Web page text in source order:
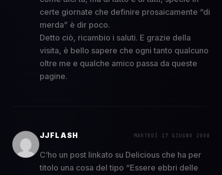
certe giornate che definire prosaicamente “di
merda” è dir poco.
Detto ciò, ricambio i saluti. E grazie della
visita, è bello sapere che ogni tanto qualcuno
oltre me e qualche amico passa da queste
pagine.
JJFLASH MARTEDÌ 17 GIUGNO 2008
C’ho un post linkato su Delicious che ha per
titolo una cosa del tipo “Essere ebbri delle